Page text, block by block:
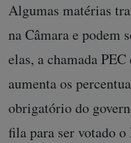
Algumas matérias
na Câmara e podem
elas, a chamada
aumenta os
obrigatório do
fila para ser votado